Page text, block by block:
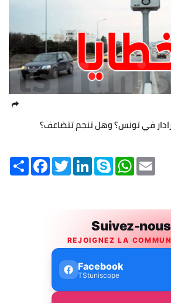
في تونس؟ وهل تنجم تتضاعف؟
Share FacebookTwitterLinkedInSkype WhatsApp